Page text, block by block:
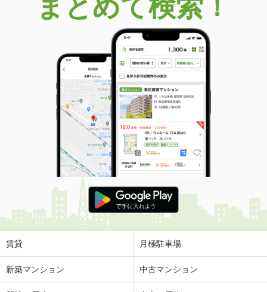
まとめて検索！
賃貸 月極駐車場
新築マンション 中古マンション